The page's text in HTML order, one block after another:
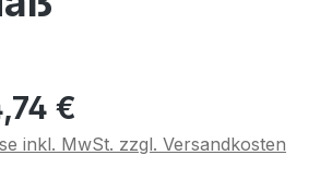
Preis:
€
inkl. MwSt. zzgl. Versandkosten